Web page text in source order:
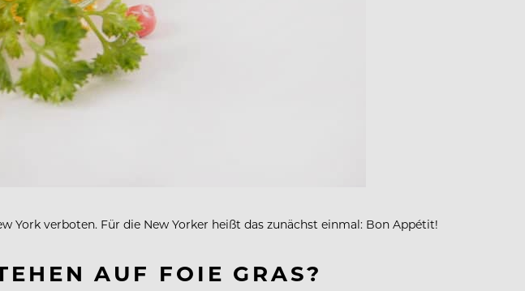
York verboten. Für die New Yorker heißt das zunächst einmal: Bon Appétit!
AUF FOIE GRAS?